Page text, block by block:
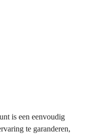
is een eenvoudig
te garanderen,